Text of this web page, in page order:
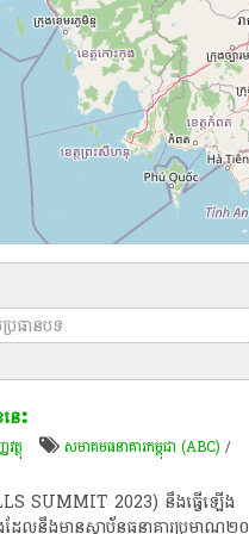
េះ​
ត្ថុ សមាគម​ធនាគារ​កម្ពុជា (ABC) /
SUMMIT​ 2023)​ នឹង​ធ្វើ​ឡើង​
ល​នឹង​មាន​ស្ថាប័ន​ធនាគារ​ប្រមាណ​២០​